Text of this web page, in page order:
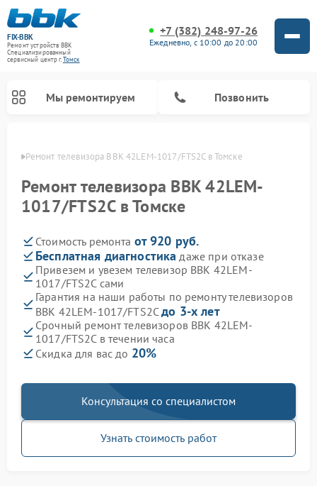
FIX-BBK
Ремонт устройств BBK
Специализированный
cервисный центр г.Томск
+7 (382) 248-97-26
Ежедневно, с 10:00 до 20:00
Мы ремонтируем Позвонить
Ремонт телевизора BBK 42LEM-1017/FTS2C в Томске
Ремонт телевизора BBK 42LEM-
1017/FTS2C в Томске
Стоимость ремонта от 920 руб.
Бесплатная диагностика даже при отказе
Привезем и увезем телевизор BBK 42LEM-
1017/FTS2C сами
Гарантия на наши работы по ремонту телевизоров
BBK 42LEM-1017/FTS2Cдо 3-х лет
Срочный ремонт телевизоров BBK 42LEM-
1017/FTS2C в течении часа
Скидка для вас до 20%
Консультация со специалистом
Узнать стоимость работ